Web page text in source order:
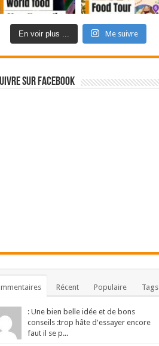
En voir plus ... Me suivre
sur Facebook
Récent Populaire Tags
: Une bien belle idée et de bons
conseils :trop hâte d'essayer encore
faut il se p...